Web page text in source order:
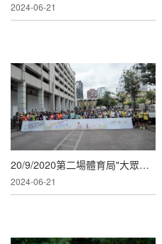
2024-06-21
20/9/2020第二場體育局"大眾單車遊"活動
2024-06-21